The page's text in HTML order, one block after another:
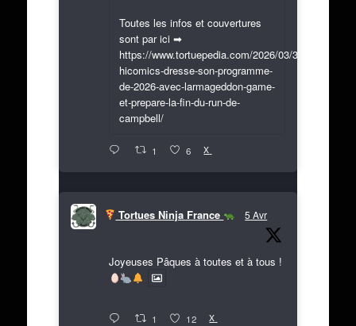
Toutes les infos et couvertures
sont par ici ➡
https://www.tortuepedia.com/2026/03/31/exclusif-
hicomics-dresse-son-programme-
de-2026-avec-larmageddon-game-
et-prepare-la-fin-du-run-de-
campbell/
1 6 X
Tortues Ninja France 5 Avr
Joyeuses Pâques à toutes et à tous !
1 12 X